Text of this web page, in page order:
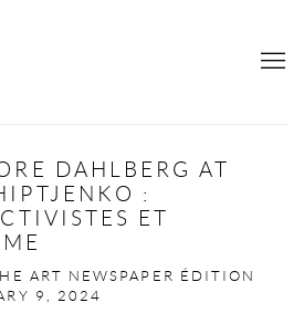
DAHLBERG AT
:
ET
ART NEWSPAPER ÉDITION
9, 2024